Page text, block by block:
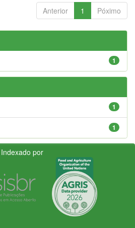
Anterior 1 Póximo
1
1
1
Indexado por